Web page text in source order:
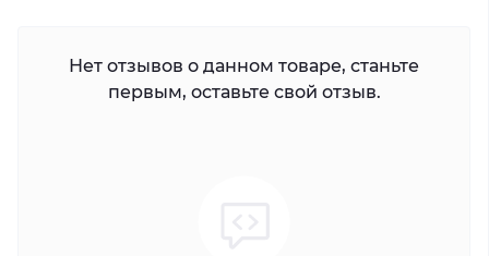
Нет отзывов о данном товаре, станьте
первым, оставьте свой отзыв.